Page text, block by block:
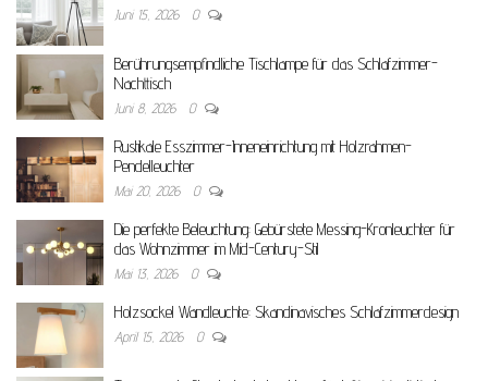
Juni 15, 2026 0
Berührungsempfindliche Tischlampe für das Schlafzimmer-
Nachttisch
Juni 8, 2026 0
Rustikale Esszimmer-Inneneinrichtung mit Holzrahmen-
Pendelleuchter
Mai 20, 2026 0
Die perfekte Beleuchtung: Gebürstete Messing-Kronleuchter für
das Wohnzimmer im Mid-Century-Stil
Mai 13, 2026 0
Holzsockel Wandleuchte: Skandinavisches Schlafzimmerdesign
April 15, 2026 0